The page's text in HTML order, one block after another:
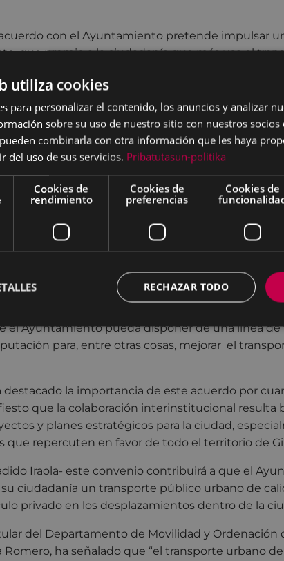
con el Ayuntamiento pretende impulsar
que premie a la ciudadanía que más usa el
a los colectivos más desfavorecidos,
usuarias, de tal forma que se profundice en la
del convenio, se hace necesaria una
para optimizar la prestación del
de eficacia y eficiencia más excelentes para
frente al transporte privado motorizado.
Diputación y Ayuntamiento, manifiestan a
trabajando conjuntamente en establecer un
por carretera, en el que los servicios municipales
administraciones afectadas.
el Ayuntamiento pueda disponer de una línea de
para, entre otras cosas, mejorar el
destacado la importancia de este acuerdo por
que la colaboración interinstitucional resulta
y planes estratégicos para la ciudad,
que repercuten en favor de todo el territorio de
Iraola- este convenio contribuirá a que el
ciudadanía un transporte público urbano de
privado en los desplazamientos dentro de la
del Departamento de Movilidad y Ordenación
Romero, ha señalado que “el transporte urbano
utiliza cookies
para personalizar el contenido, los anuncios y analizar
sobre su uso de nuestro sitio con nuestros socios
combinarla con otra información que les haya
del uso de sus servicios. Pribatutasun-politika
Cookies de
rendimiento
Cookies de
preferencias
Cookies de
RECHAZAR TODO